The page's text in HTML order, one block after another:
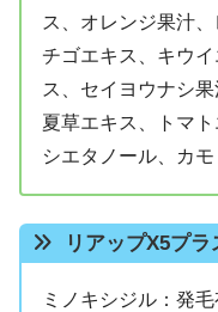
ス、オレンジ果汁
チゴエキス、キウ
ス、セイヨウナシ
夏草エキス、トマ
シエタノール、カ
リアップX5プ
ミノキシジル：発